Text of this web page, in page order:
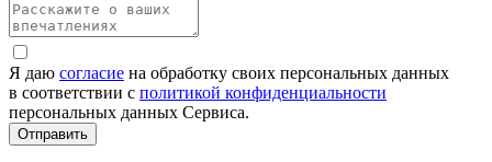
Я даю согласие на обработку своих персональных данных
в соответствии с политикой конфиденциальности
персональных данных Сервиса.